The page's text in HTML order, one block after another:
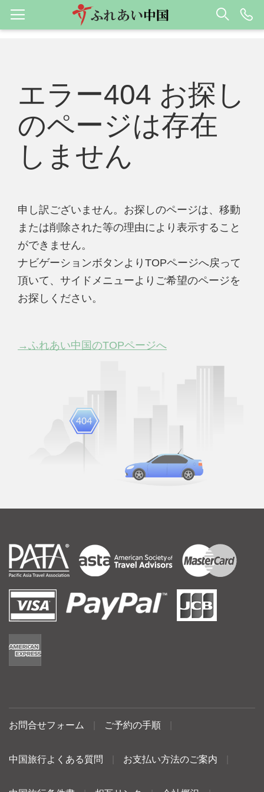
エラー404 お探し
のページは存在
しません
申し訳ございません。お探しのページは、移動
または削除された等の理由により表示すること
ができません。
ナビゲーションボタンよりTOPページへ戻って
頂いて、サイドメニューよりご希望のページを
お探しください。
→ふれあい中国のTOPページへ
お問合せフォーム ご予約の手順
中国旅行よくある質問 お支払い方法のご案内